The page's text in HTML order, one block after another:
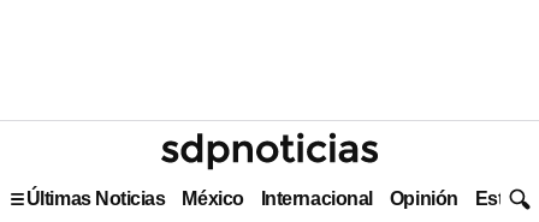
Últimas Noticias México Internacional Opinión Estilo